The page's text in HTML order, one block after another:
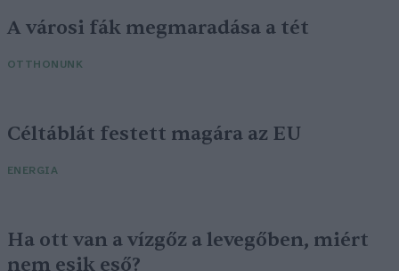
A városi fák megmaradása a tét
OTTHONUNK
Céltáblát festett magára az EU
ENERGIA
Ha ott van a vízgőz a levegőben, miért
nem esik eső?